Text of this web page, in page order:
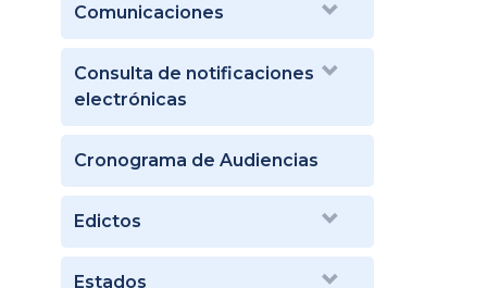
Comunicaciones
Consulta de notificaciones
electrónicas
Cronograma de Audiencias
Edictos
Estados